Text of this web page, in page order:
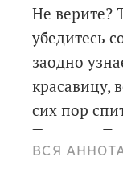
Не верите?
убедитесь
заодно
красавицу,
сих пор
Пересказ
Для чтения
ВСЯ